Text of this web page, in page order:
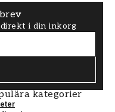
i din inkorg
kategorier